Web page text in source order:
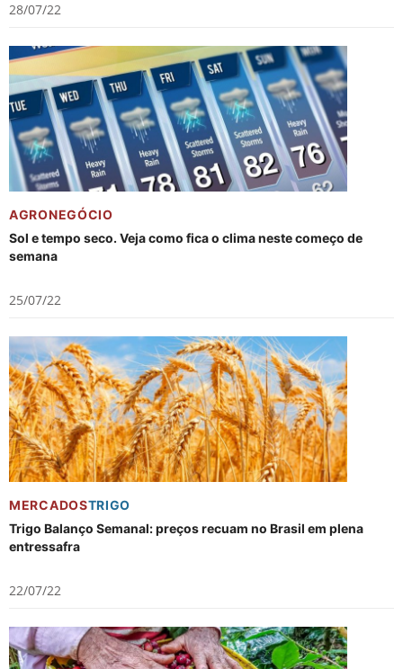
28/07/22
AGRONEGÓCIO
Sol e tempo seco. Veja como fica o clima neste começo de
semana
25/07/22
MERCADOSTRIGO
Trigo Balanço Semanal: preços recuam no Brasil em plena
entressafra
22/07/22